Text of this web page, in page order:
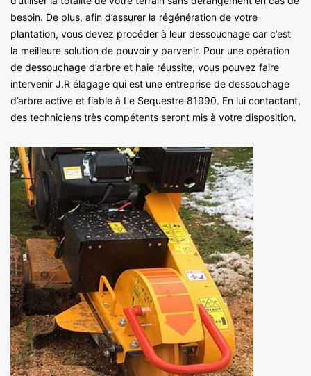
besoin. De plus, afin d’assurer la régénération de votre
plantation, vous devez procéder à leur dessouchage car c’est
la meilleure solution de pouvoir y parvenir. Pour une opération
de dessouchage d’arbre et haie réussite, vous pouvez faire
intervenir J.R élagage qui est une entreprise de dessouchage
d’arbre active et fiable à Le Sequestre 81990. En lui contactant,
des techniciens très compétents seront mis à votre disposition.